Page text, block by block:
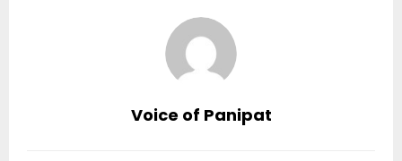
Voice of Panipat